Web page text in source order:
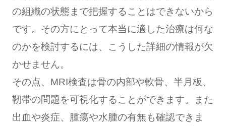
の組織の状態まで把握することはできないから
です。その方にとって本当に適した治療は何な
のかを検討するには、こうした詳細の情報が欠
かせません。
その点、MRI検査は骨の内部や軟骨、半月板、
靭帯の問題を可視化することができます。また
出血や炎症、腫瘍や水腫の有無も確認できま